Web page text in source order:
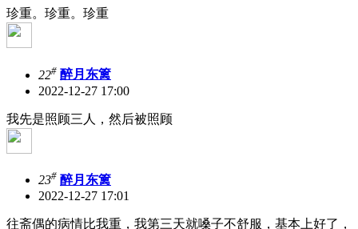
珍重。珍重。珍重
22# 醉月东篱
2022-12-27 17:00
我先是照顾三人，然后被照顾
23# 醉月东篱
2022-12-27 17:01
往斋偶的病情比我重，我第三天就嗓子不舒服，基本上好了，